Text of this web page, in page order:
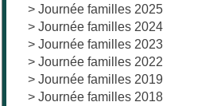
> Journée familles 2025
> Journée familles 2024
> Journée familles 2023
> Journée familles 2022
> Journée familles 2019
> Journée familles 2018